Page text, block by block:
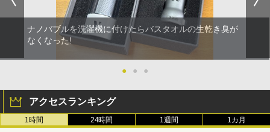
ナノバブルを洗濯機に付けたらバスタオルの生乾き臭が
なくなった!
● ● ●
アクセスランキング
1時間 24時間 1週間 1カ月